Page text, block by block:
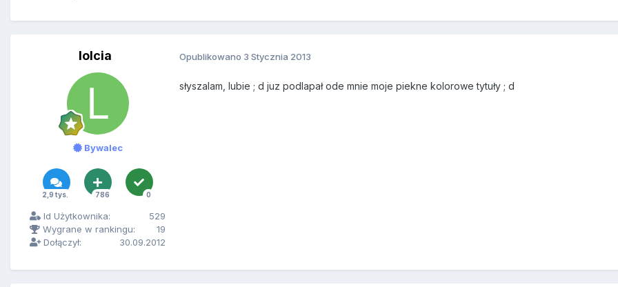
lolcia
Bywalec
2,9 tys. 786 0
Id Użytkownika:
529
Wygrane w rankingu:
19
Dołączył:
30.09.2012
Opublikowano 3 Stycznia 2013
słyszalam, lubie ; d juz podlapał ode mnie moje piekne kolorowe tytuły ; d